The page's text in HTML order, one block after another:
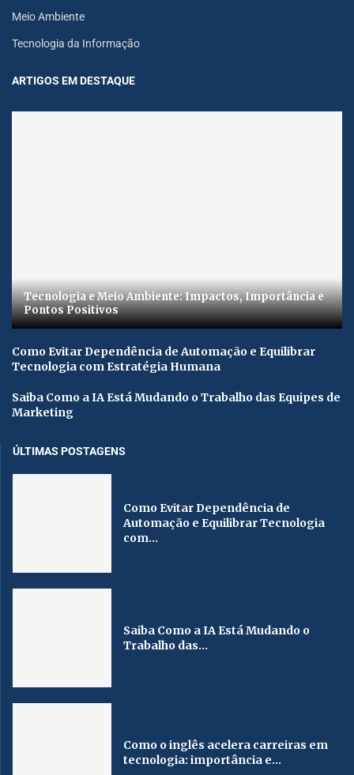
Meio Ambiente
Tecnologia da Informação
ARTIGOS EM DESTAQUE
Tecnologia e Meio Ambiente: Impactos, Importância e
Pontos Positivos
Como Evitar Dependência de Automação e Equilibrar
Tecnologia com Estratégia Humana
Saiba Como a IA Está Mudando o Trabalho das Equipes de
Marketing
ÚLTIMAS POSTAGENS
Como Evitar Dependência de
Automação e Equilibrar Tecnologia
com...
Saiba Como a IA Está Mudando o
Trabalho das...
Como o inglês acelera carreiras em
tecnologia: importância e...